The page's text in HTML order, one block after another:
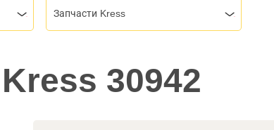
Запчасти Kress
30942